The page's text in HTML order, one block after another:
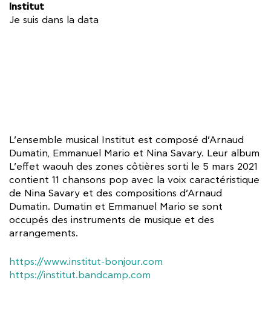
Institut
Je suis dans la data
L’ensemble musical Institut est composé d’Arnaud
Dumatin, Emmanuel Mario et Nina Savary. Leur album
L’effet waouh des zones côtières sorti le 5 mars 2021
contient 11 chansons pop avec la voix caractéristique
de Nina Savary et des compositions d’Arnaud
Dumatin. Dumatin et Emmanuel Mario se sont
occupés des instruments de musique et des
arrangements.
https://www.institut-bonjour.com
https://institut.bandcamp.com